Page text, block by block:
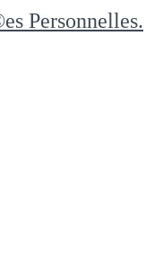
Personnelles.